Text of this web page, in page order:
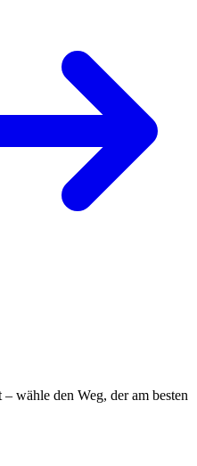
wähle den Weg, der am besten